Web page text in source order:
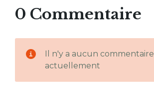
0 Commentaire
Il n'y a aucun commentaire
actuellement